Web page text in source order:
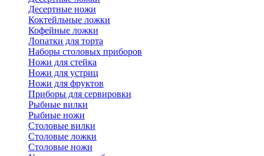
Десертные ножи
Коктейльные ложки
Кофейные ложки
Лопатки для торта
Наборы столовых приборов
Ножи для стейка
Ножи для устриц
Ножи для фруктов
Приборы для сервировки
Рыбные вилки
Рыбные ножи
Столовые вилки
Столовые ложки
Столовые ножи